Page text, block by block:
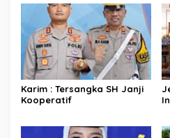
Karim : Tersangka SH Janji
Kooperatif